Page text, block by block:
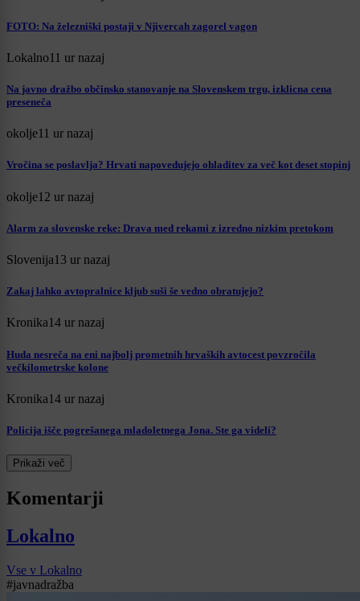
FOTO: Na železniški postaji v Njivercah zagorel vagon
Lokalno11 ur nazaj
Na javno dražbo občinsko stanovanje na Slovenskem trgu, izklicna cena
preseneča
okolje11 ur nazaj
Vročina se poslavlja? Hrvati napovedujejo ohladitev za več kot deset stopinj
okolje12 ur nazaj
Alarm za slovenske reke: Drava med rekami z izredno nizkim pretokom
Slovenija13 ur nazaj
Zakaj lahko avtopralnice kljub suši še vedno obratujejo?
Kronika14 ur nazaj
Huda nesreča na eni najbolj prometnih hrvaških avtocest povzročila
večkilometrske kolone
Kronika14 ur nazaj
Policija išče pogrešanega mladoletnega Jona. Ste ga videli?
Prikaži več
Komentarji
Lokalno
Vse v Lokalno
#javnadražba